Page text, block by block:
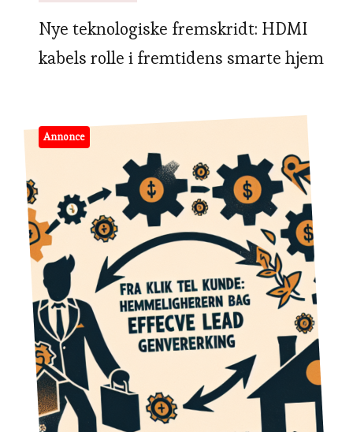
Nye teknologiske fremskridt: HDMI
kabels rolle i fremtidens smarte hjem
Annonce